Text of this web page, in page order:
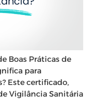
Boas Práticas de
para
Este certificado,
Vigilância Sanitária